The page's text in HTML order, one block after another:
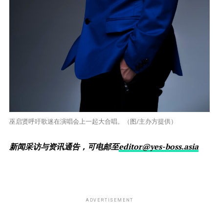
巫启贤呼吁歌迷在演唱会上一起大合唱。（图/主办方提供）
新闻采访与资讯通告，可电邮至editor@yes-boss.asia
ADVERTISEMENT